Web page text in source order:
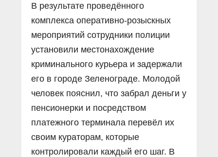
В результате проведённого
комплекса оперативно-розыскных
мероприятий сотрудники полиции
установили местонахождение
криминального курьера и задержали
его в городе Зеленограде. Молодой
человек пояснил, что забрал деньги у
пенсионерки и посредством
платежного терминала перевёл их
своим кураторам, которые
контролировали каждый его шаг. В